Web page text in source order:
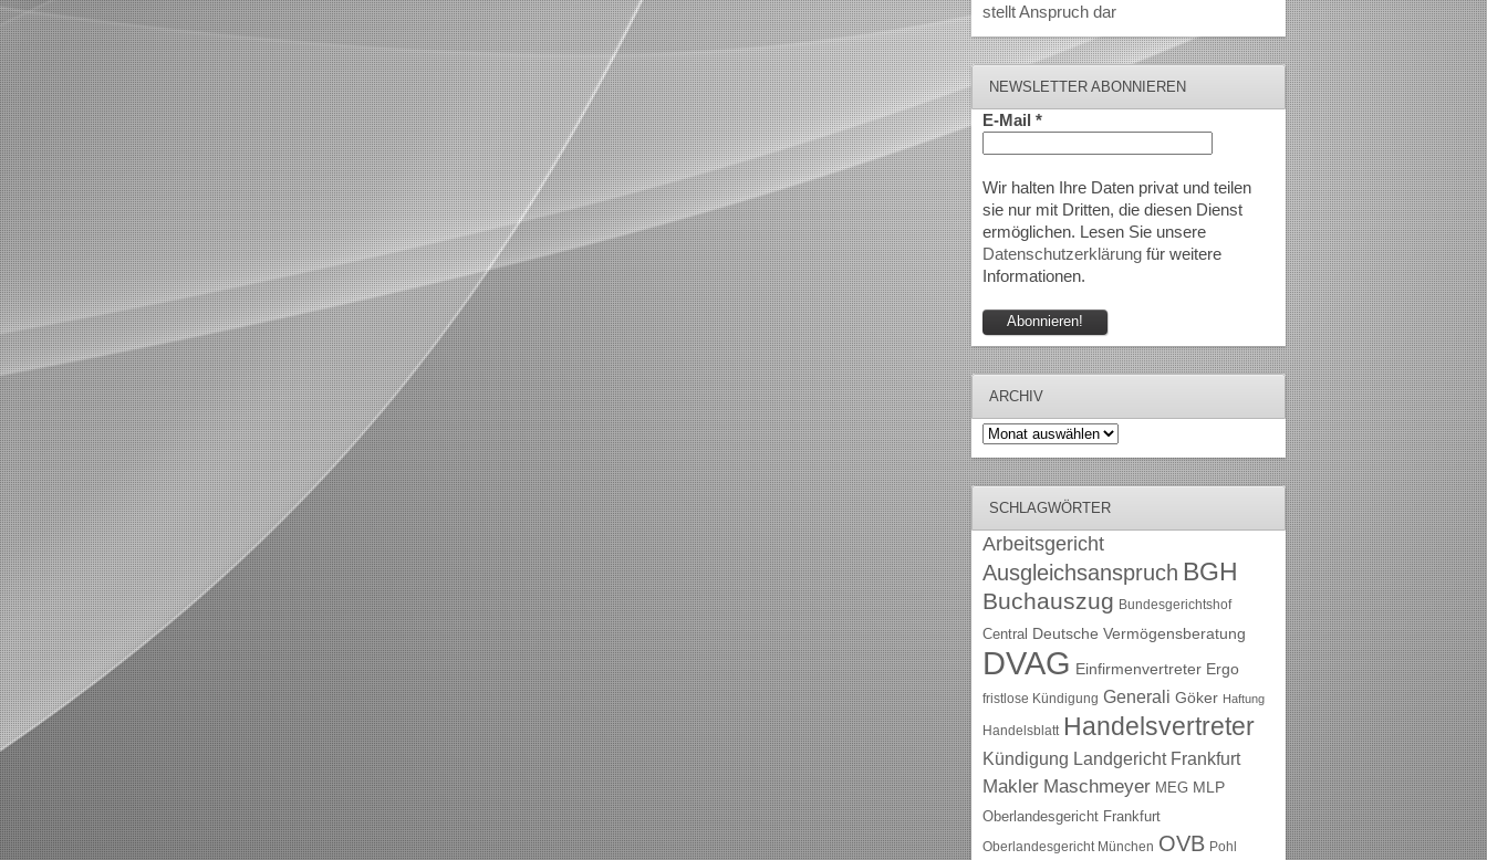
stellt Anspruch dar
NEWSLETTER ABONNIEREN
E-Mail *
Wir halten Ihre Daten privat und teilen
sie nur mit Dritten, die diesen Dienst
ermöglichen. Lesen Sie unsere
Datenschutzerklärungfür weitere
Informationen.
ARCHIV
Archiv
SCHLAGWÖRTER
Arbeitsgericht
Ausgleichsanspruch BGH
Buchauszug Bundesgerichtshof
Central Deutsche Vermögensberatung
DVAG Einfirmenvertreter Ergo
fristlose Kündigung Generali Göker Haftung
Handelsblatt Handelsvertreter
Kündigung Landgericht Frankfurt
Makler Maschmeyer MEG MLP
Oberlandesgericht Frankfurt
Oberlandesgericht München OVB Pohl